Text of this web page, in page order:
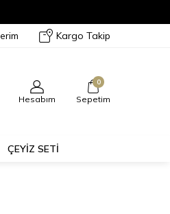
Kargo Takip
Hesabım
0
Sepetim
ÇEYİZ SETİ